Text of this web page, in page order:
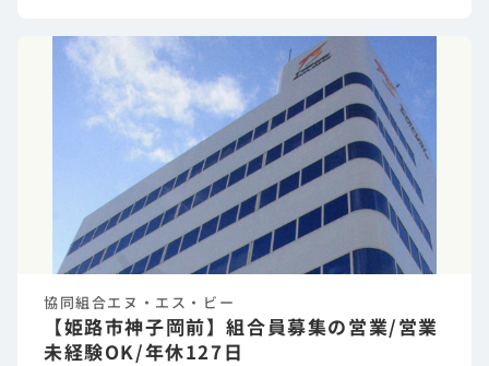
協同組合エヌ・エス・ビー
【姫路市神子岡前】組合員募集の営業/営業
未経験OK/年休127日